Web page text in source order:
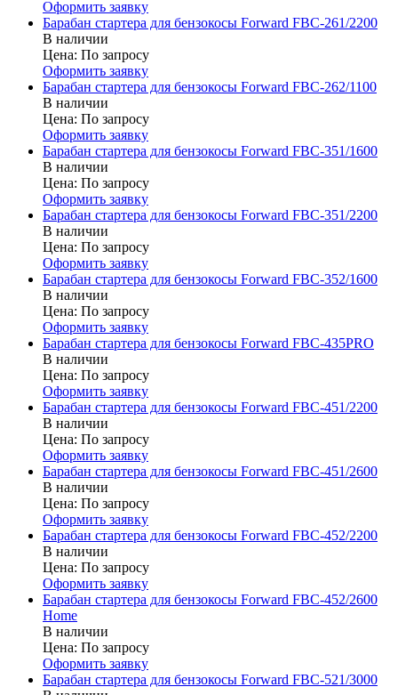
Оформить заявку
Барабан стартера для бензокосы Forward FBC-261/2200
В наличии
Цена: По запросу
Оформить заявку
Барабан стартера для бензокосы Forward FBC-262/1100
В наличии
Цена: По запросу
Оформить заявку
Барабан стартера для бензокосы Forward FBC-351/1600
В наличии
Цена: По запросу
Оформить заявку
Барабан стартера для бензокосы Forward FBC-351/2200
В наличии
Цена: По запросу
Оформить заявку
Барабан стартера для бензокосы Forward FBC-352/1600
В наличии
Цена: По запросу
Оформить заявку
Барабан стартера для бензокосы Forward FBC-435PRO
В наличии
Цена: По запросу
Оформить заявку
Барабан стартера для бензокосы Forward FBC-451/2200
В наличии
Цена: По запросу
Оформить заявку
Барабан стартера для бензокосы Forward FBC-451/2600
В наличии
Цена: По запросу
Оформить заявку
Барабан стартера для бензокосы Forward FBC-452/2200
В наличии
Цена: По запросу
Оформить заявку
Барабан стартера для бензокосы Forward FBC-452/2600
Home
В наличии
Цена: По запросу
Оформить заявку
Барабан стартера для бензокосы Forward FBC-521/3000